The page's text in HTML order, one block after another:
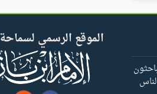
الموقع الرسمي